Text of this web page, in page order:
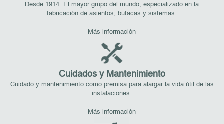
Desde 1914. El mayor grupo del mundo, especializado en la
fabricación de asientos, butacas y sistemas.
Más información
Cuidados y Mantenimiento
Cuidado y mantenimiento como premisa para alargar la vida útil de las
instalaciones.
Más información